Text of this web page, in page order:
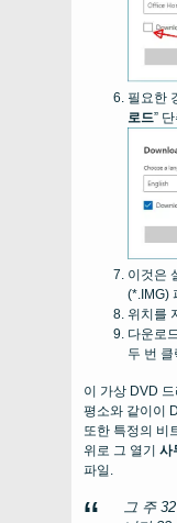
필요한
로드”
이것은
(*.IMG)
위치를
다운로
두 번
이 가상 DVD
평소와 같이이
또한 특정의 비
위로 그 열기 사
파일.
그 주